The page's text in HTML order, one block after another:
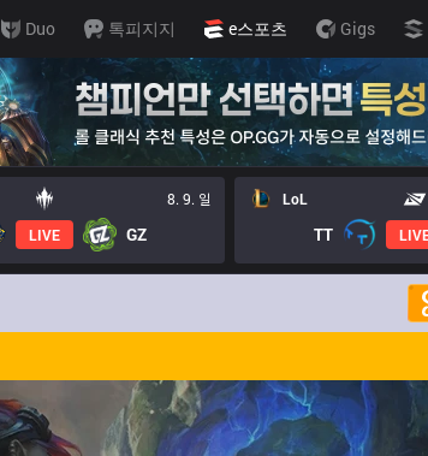
Duo 톡피지지 e스포츠 Gigs
8. 9. 일
LIVE GZ
LoL
TT